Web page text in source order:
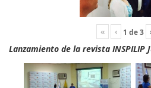
« ‹ 1 de3
Lanzamiento de la revista INSPILIP